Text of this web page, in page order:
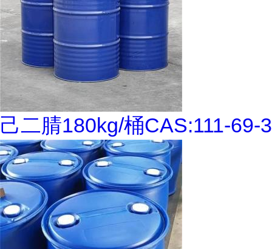
己二腈180kg/桶CAS:111-69-3